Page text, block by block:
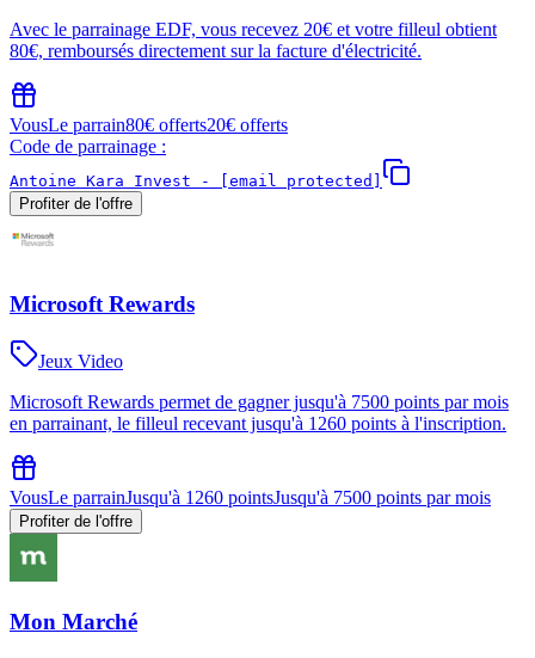
Avec le parrainage EDF, vous recevez 20€ et votre filleul obtient
80€, remboursés directement sur la facture d'électricité.
VousLe parrain80€ offerts20€ offerts
Code de parrainage :
Antoine Kara Invest -
[email protected]
Profiter de l'offre
Microsoft Rewards
Jeux Video
Microsoft Rewards permet de gagner jusqu'à 7500 points par mois
en parrainant, le filleul recevant jusqu'à 1260 points à l'inscription.
VousLe parrainJusqu'à 1260 pointsJusqu'à 7500 points par mois
Profiter de l'offre
Mon Marché